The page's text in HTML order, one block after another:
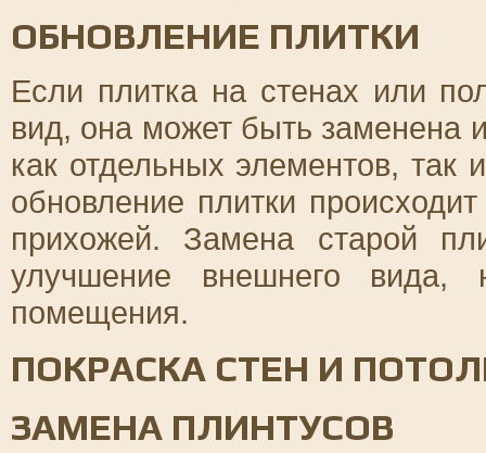
ОБНОВЛЕНИЕ ПЛИТКИ
Если плитка на стенах или
вид, она может быть заменена
как отдельных элементов, так
обновление плитки
прихожей. Замена старой
улучшение внешнего вида,
помещения.
ПОКРАСКА СТЕН И
ЗАМЕНА ПЛИНТУСОВ